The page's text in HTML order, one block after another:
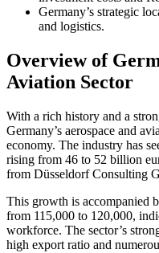
Germany’s strategic
and logistics.
Overview of
Aviation Sector
With a rich history and a
Germany’s aerospace and
economy. The industry has
rising from 46 to 52 billion
from Düsseldorf Consulting
This growth is accompanied
from 115,000 to 120,000,
workforce. The sector’s
high export ratio and